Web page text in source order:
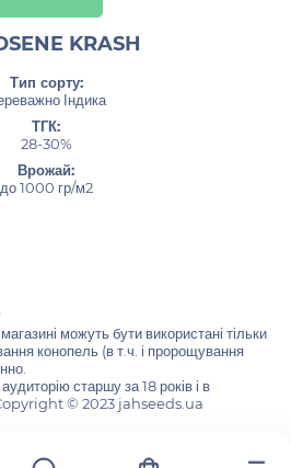
KRASH
Тип сорту:
Індика
ТГК:
28-30%
Врожай:
до 1000 гр/м2
можуть бути використані тільки
конопель (в т.ч. і пророщування
старшу за 18 років і в
© 2023 jahseeds.ua